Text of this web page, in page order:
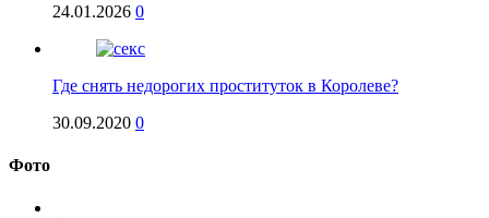
24.01.2026 0
Где снять недорогих проституток в Королеве?
30.09.2020 0
Фото